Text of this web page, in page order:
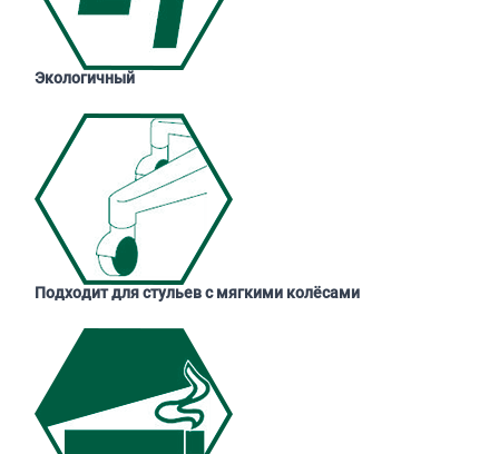
Экологичный
Подходит для стульев с мягкими колёсами